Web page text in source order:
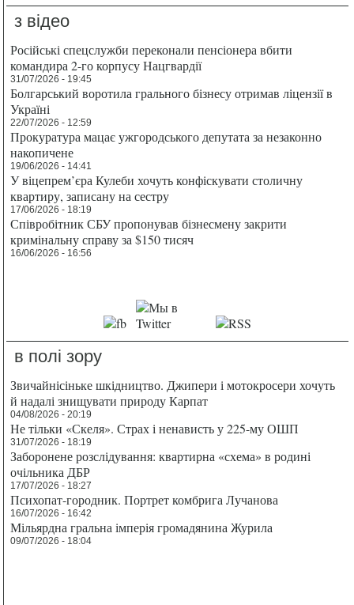
з відео
Російські спецслужби переконали пенсіонера вбити
командира 2-го корпусу Нацгвардії
31/07/2026 - 19:45
Болгарський воротила грального бізнесу отримав ліцензії в
Україні
22/07/2026 - 12:59
Прокуратура мацає ужгородського депутата за незаконно
накопичене
19/06/2026 - 14:41
У віцепрем’єра Кулеби хочуть конфіскувати столичну
квартиру, записану на сестру
17/06/2026 - 18:19
Співробітник СБУ пропонував бізнесмену закрити
кримінальну справу за $150 тисяч
16/06/2026 - 16:56
в полі зору
Звичайнісіньке шкідництво. Джипери і мотокросери хочуть
й надалі знищувати природу Карпат
04/08/2026 - 20:19
Не тільки «Скеля». Страх і ненависть у 225-му ОШП
31/07/2026 - 18:19
Заборонене розслідування: квартирна «схема» в родині
очільника ДБР
17/07/2026 - 18:27
Психопат-городник. Портрет комбрига Лучанова
16/07/2026 - 16:42
Мільярдна гральна імперія громадянина Журила
09/07/2026 - 18:04